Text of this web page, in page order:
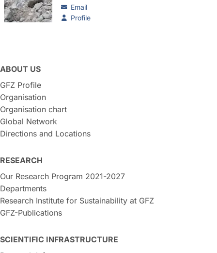
Email
Profile
ABOUT US
GFZ Profile
Organisation
Organisation chart
Global Network
Directions and Locations
RESEARCH
Our Research Program 2021-2027
Departments
Research Institute for Sustainability at GFZ
GFZ-Publications
SCIENTIFIC INFRASTRUCTURE